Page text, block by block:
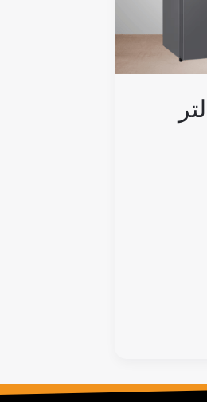
ثلاجة سامسونج 419 لتر